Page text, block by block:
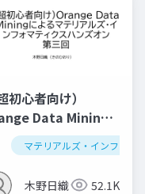
データ解析学
初心者向け）
Data Mining
るマテリアルズ・
フォマティクスハ
オン第三回（仮）
マテリアルズ・インフォマ
木野日織 52.1K